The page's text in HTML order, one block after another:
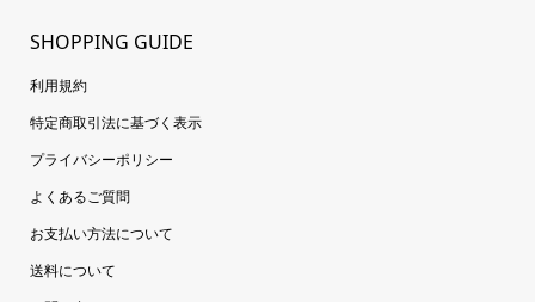
SHOPPING GUIDE
利用規約
特定商取引法に基づく表示
プライバシーポリシー
よくあるご質問
お支払い方法について
送料について